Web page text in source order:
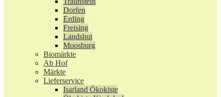
Dorfen
Erding
Freising
Landshut
Moosburg
Biomärkte
Ab Hof
Märkte
Lieferservice
Isarland Ökokiste